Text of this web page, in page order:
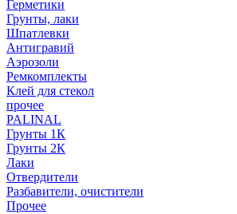
Герметики
Грунты, лаки
Шпатлевки
Антигравий
Аэрозоли
Ремкомплекты
Клей для стекол
прочее
PALINAL
Грунты 1К
Грунты 2К
Лаки
Отвердители
Разбавители, очистители
Прочее